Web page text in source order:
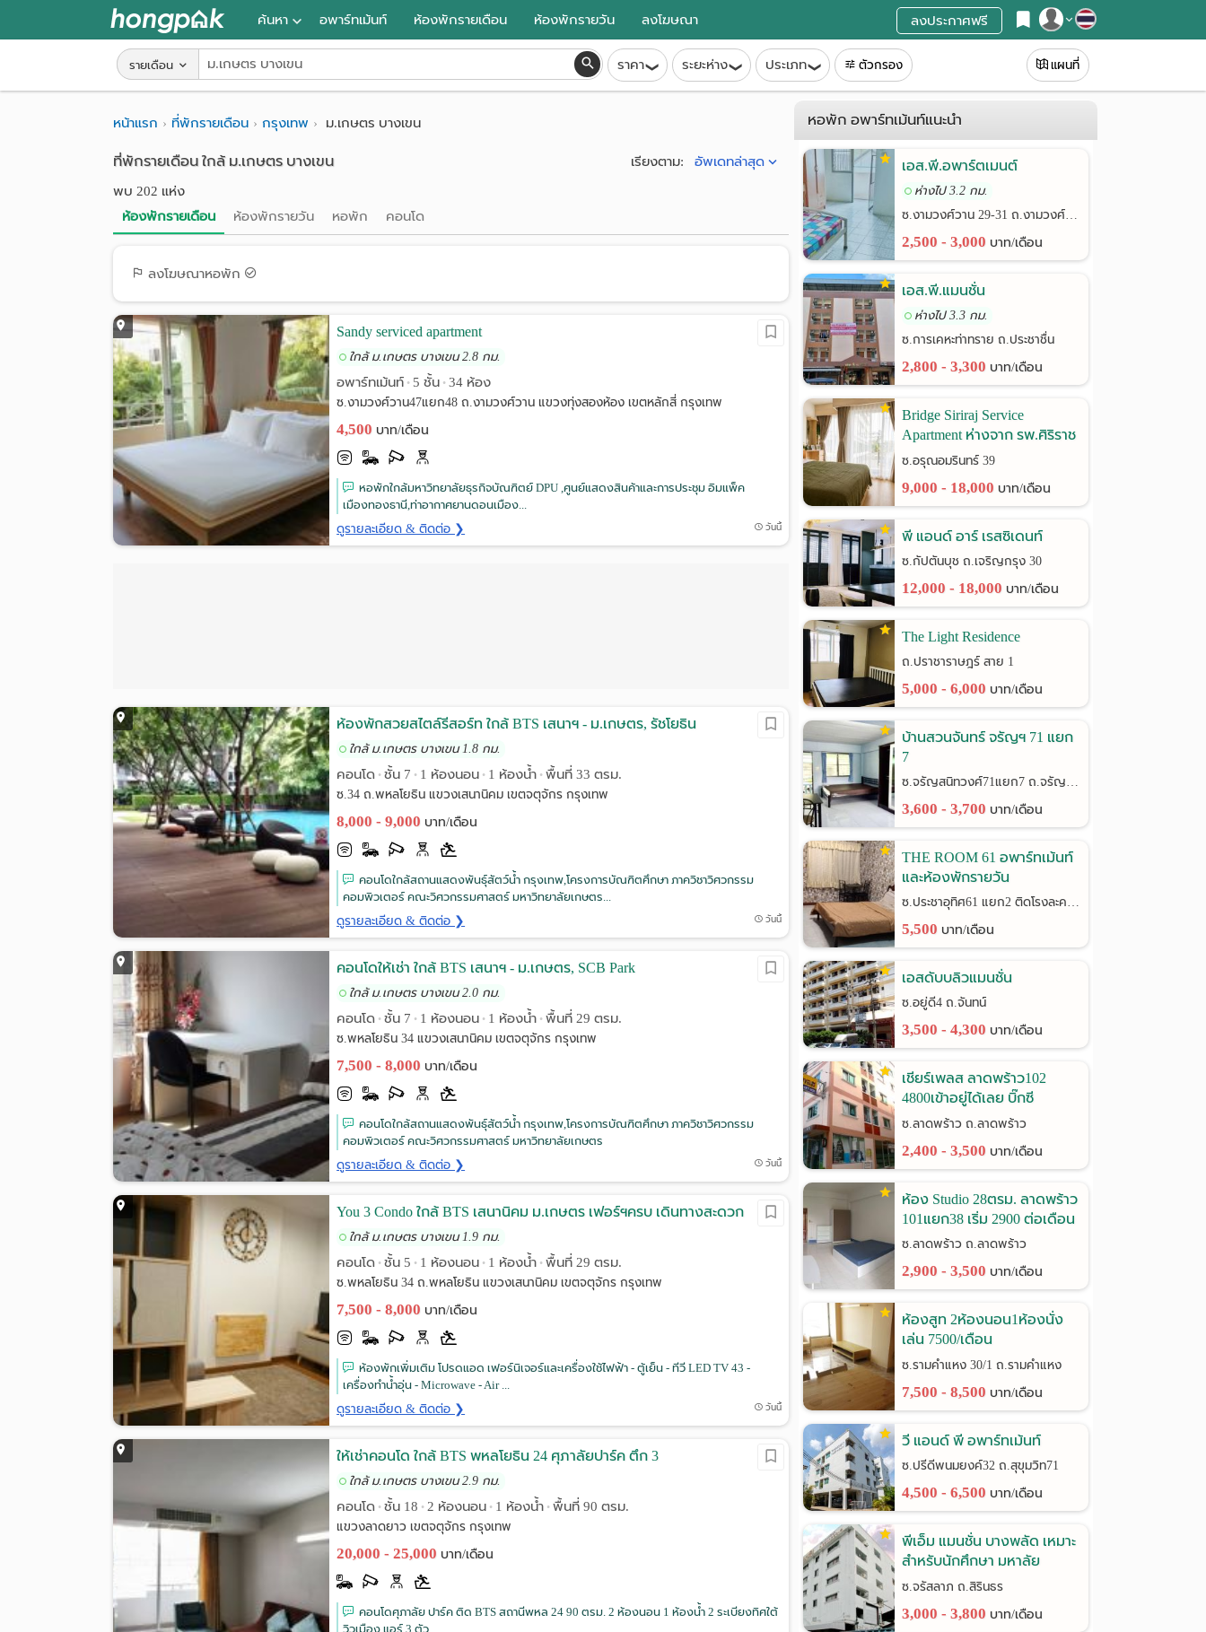
สมัครสมาชิก
เข้าสู่ระบบ
ค้นหา
หอพัก ใกล้ฉัน
ค้นจากสถานีรถไฟฟ้า
ค้นตามจังหวัด
ค้นจากสถานศึกษา
อพาร์ทเม้นท์ ห้องพักรายเดือน ห้องพักรายวัน ลงโฆษณา ลงประกาศฟรี
รายเดือน ราคา ระยะห่าง ประเภท ตัวกรอง แผนที่
หน้าแรก ที่พักรายเดือน กรุงเทพ ม.เกษตร บางเขน
ที่พักรายเดือน ใกล้ ม.เกษตร บางเขน
พบ 202 แห่ง
เรียงตาม: อัพเดทล่าสุด
ห้องพักรายเดือน ห้องพักรายวัน หอพัก คอนโด
ลงโฆษณาหอพัก
Sandy serviced apartment
ใกล้ ม.เกษตร บางเขน 2.8 กม.
อพาร์ทเม้นท์ • 5 ชั้น • 34 ห้อง
ซ.งามวงศ์วาน47แยก48 ถ.งามวงศ์วาน แขวงทุ่งสองห้อง เขตหลักสี่ กรุงเทพ
4,500 บาท/เดือน
หอพักใกล้มหาวิทยาลัยธุรกิจบัณฑิตย์ DPU ,ศูนย์แสดงสินค้าและการประชุม อิมแพ็ค
เมืองทองธานี,ท่าอากาศยานดอนเมือง...
ดูรายละเอียด & ติดต่อ ❯ วันนี้
ห้องพักสวยสไตล์รีสอร์ท ใกล้ BTS เสนาฯ - ม.เกษตร, รัชโยธิน
ใกล้ ม.เกษตร บางเขน 1.8 กม.
คอนโด • ชั้น 7 • 1 ห้องนอน • 1 ห้องน้ำ • พื้นที่ 33 ตรม.
ซ.34 ถ.พหลโยธิน แขวงเสนานิคม เขตจตุจักร กรุงเทพ
8,000 - 9,000 บาท/เดือน
คอนโดใกล้สถานแสดงพันธุ์สัตว์น้ำ กรุงเทพ,โครงการบัณฑิตศึกษา ภาควิชาวิศวกรรม
คอมพิวเตอร์ คณะวิศวกรรมศาสตร์ มหาวิทยาลัยเกษตร...
ดูรายละเอียด & ติดต่อ ❯ วันนี้
คอนโดให้เช่า ใกล้ BTS เสนาฯ - ม.เกษตร, SCB Park
ใกล้ ม.เกษตร บางเขน 2.0 กม.
คอนโด • ชั้น 7 • 1 ห้องนอน • 1 ห้องน้ำ • พื้นที่ 29 ตรม.
ซ.พหลโยธิน 34 แขวงเสนานิคม เขตจตุจักร กรุงเทพ
7,500 - 8,000 บาท/เดือน
คอนโดใกล้สถานแสดงพันธุ์สัตว์น้ำ กรุงเทพ,โครงการบัณฑิตศึกษา ภาควิชาวิศวกรรม
คอมพิวเตอร์ คณะวิศวกรรมศาสตร์ มหาวิทยาลัยเกษตร
ดูรายละเอียด & ติดต่อ ❯ วันนี้
You 3 Condo ใกล้ BTS เสนานิคม ม.เกษตร เฟอร์ฯครบ เดินทางสะดวก
ใกล้ ม.เกษตร บางเขน 1.9 กม.
คอนโด • ชั้น 5 • 1 ห้องนอน • 1 ห้องน้ำ • พื้นที่ 29 ตรม.
ซ.พหลโยธิน 34 ถ.พหลโยธิน แขวงเสนานิคม เขตจตุจักร กรุงเทพ
7,500 - 8,000 บาท/เดือน
ห้องพักเพิ่มเติม โปรดแอด เฟอร์นิเจอร์และเครื่องใช้ไฟฟ้า - ตู้เย็น - ทีวี LED TV 43 -
เครื่องทำน้ำอุ่น - Microwave - Air ...
ดูรายละเอียด & ติดต่อ ❯ วันนี้
ให้เช่าคอนโด ใกล้ BTS พหลโยธิน 24​ ศุภาลัย​ปาร์ค​ ตึก​ 3
ใกล้ ม.เกษตร บางเขน 2.9 กม.
คอนโด • ชั้น 18 • 2 ห้องนอน • 1 ห้องน้ำ • พื้นที่ 90 ตรม.
แขวงลาดยาว เขตจตุจักร กรุงเทพ
20,000 - 25,000 บาท/เดือน
คอนโดศุภาลัย ปาร์ค ติด BTS สถานีพหล 24 90 ตรม. 2 ห้องนอน 1 ห้องน้ำ 2 ระเบียงทิศใต้
วิวเมือง แอร์ 3 ตัว
หอพัก อพาร์ทเม้นท์แนะนำ
เอส.พี.อพาร์ตเมนต์
ห่างไป 3.2 กม.
ซ.งามวงศ์วาน 29-31 ถ.งามวงศ์วาน
2,500 - 3,000 บาท/เดือน
เอส.พี.แมนชั่น
ห่างไป 3.3 กม.
ซ.การเคหะท่าทราย ถ.ประชาชื่น
2,800 - 3,300 บาท/เดือน
Bridge Siriraj Service
Apartment ห่างจาก รพ.ศิริราช
เพียง 900 เมตร
ซ.อรุณอมรินทร์ 39
9,000 - 18,000 บาท/เดือน
พี แอนด์ อาร์ เรสซิเดนท์
ซ.กัปตันบุช ถ.เจริญกรุง 30
12,000 - 18,000 บาท/เดือน
The Light Residence
ถ.ปราชาราษฎร์ สาย 1
5,000 - 6,000 บาท/เดือน
บ้านสวนจันทร์ จรัญฯ 71 แยก
7
ซ.จรัญสนิทวงศ์71แยก7 ถ.จรัญสนิทวงศ์
3,600 - 3,700 บาท/เดือน
THE ROOM 61 อพาร์ทเม้นท์
และห้องพักรายวัน
ซ.ประชาอุทิศ61 แยก2 ติดโรงละครช้าง
5,500 บาท/เดือน
เอสดับบลิวแมนชั่น
ซ.อยู่ดี4 ถ.จันทน์
3,500 - 4,300 บาท/เดือน
เชียร์เพลส ลาดพร้าว102
4800เข้าอยู่ได้เลย บิ๊กซี
ลาดพร้าว
ซ.ลาดพร้าว ถ.ลาดพร้าว
2,400 - 3,500 บาท/เดือน
ห้อง Studio 28ตรม. ลาดพร้าว
101แยก38 เริ่ม 2900 ต่อเดือน
ซ.ลาดพร้าว ถ.ลาดพร้าว
2,900 - 3,500 บาท/เดือน
ห้องสูท 2ห้องนอน1ห้องนั่ง
เล่น 7500/เดือน
รามคำแหง30/1
ซ.รามคำแหง 30/1 ถ.รามคำแหง
7,500 - 8,500 บาท/เดือน
วี แอนด์ พี อพาร์ทเม้นท์
ซ.ปรีดีพนมยงค์32 ถ.สุขุมวิท71
4,500 - 6,500 บาท/เดือน
พีเอ็ม แมนชั่น บางพลัด เหมาะ
สำหรับนักศึกษา มหาลัย
ราชภัฎฯ
ซ.จรัสลาภ ถ.สิรินธร
3,000 - 3,800 บาท/เดือน